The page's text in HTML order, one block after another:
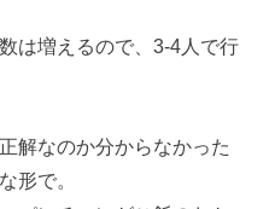
は増えるので、3-4人で行
解なのか分からなかった
形で。